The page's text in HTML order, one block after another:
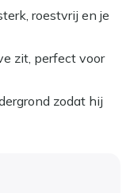
roestvrij en je
zit, perfect voor
zodat hij